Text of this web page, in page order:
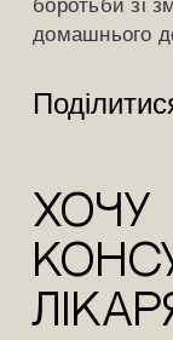
домашнього
ХОЧУ